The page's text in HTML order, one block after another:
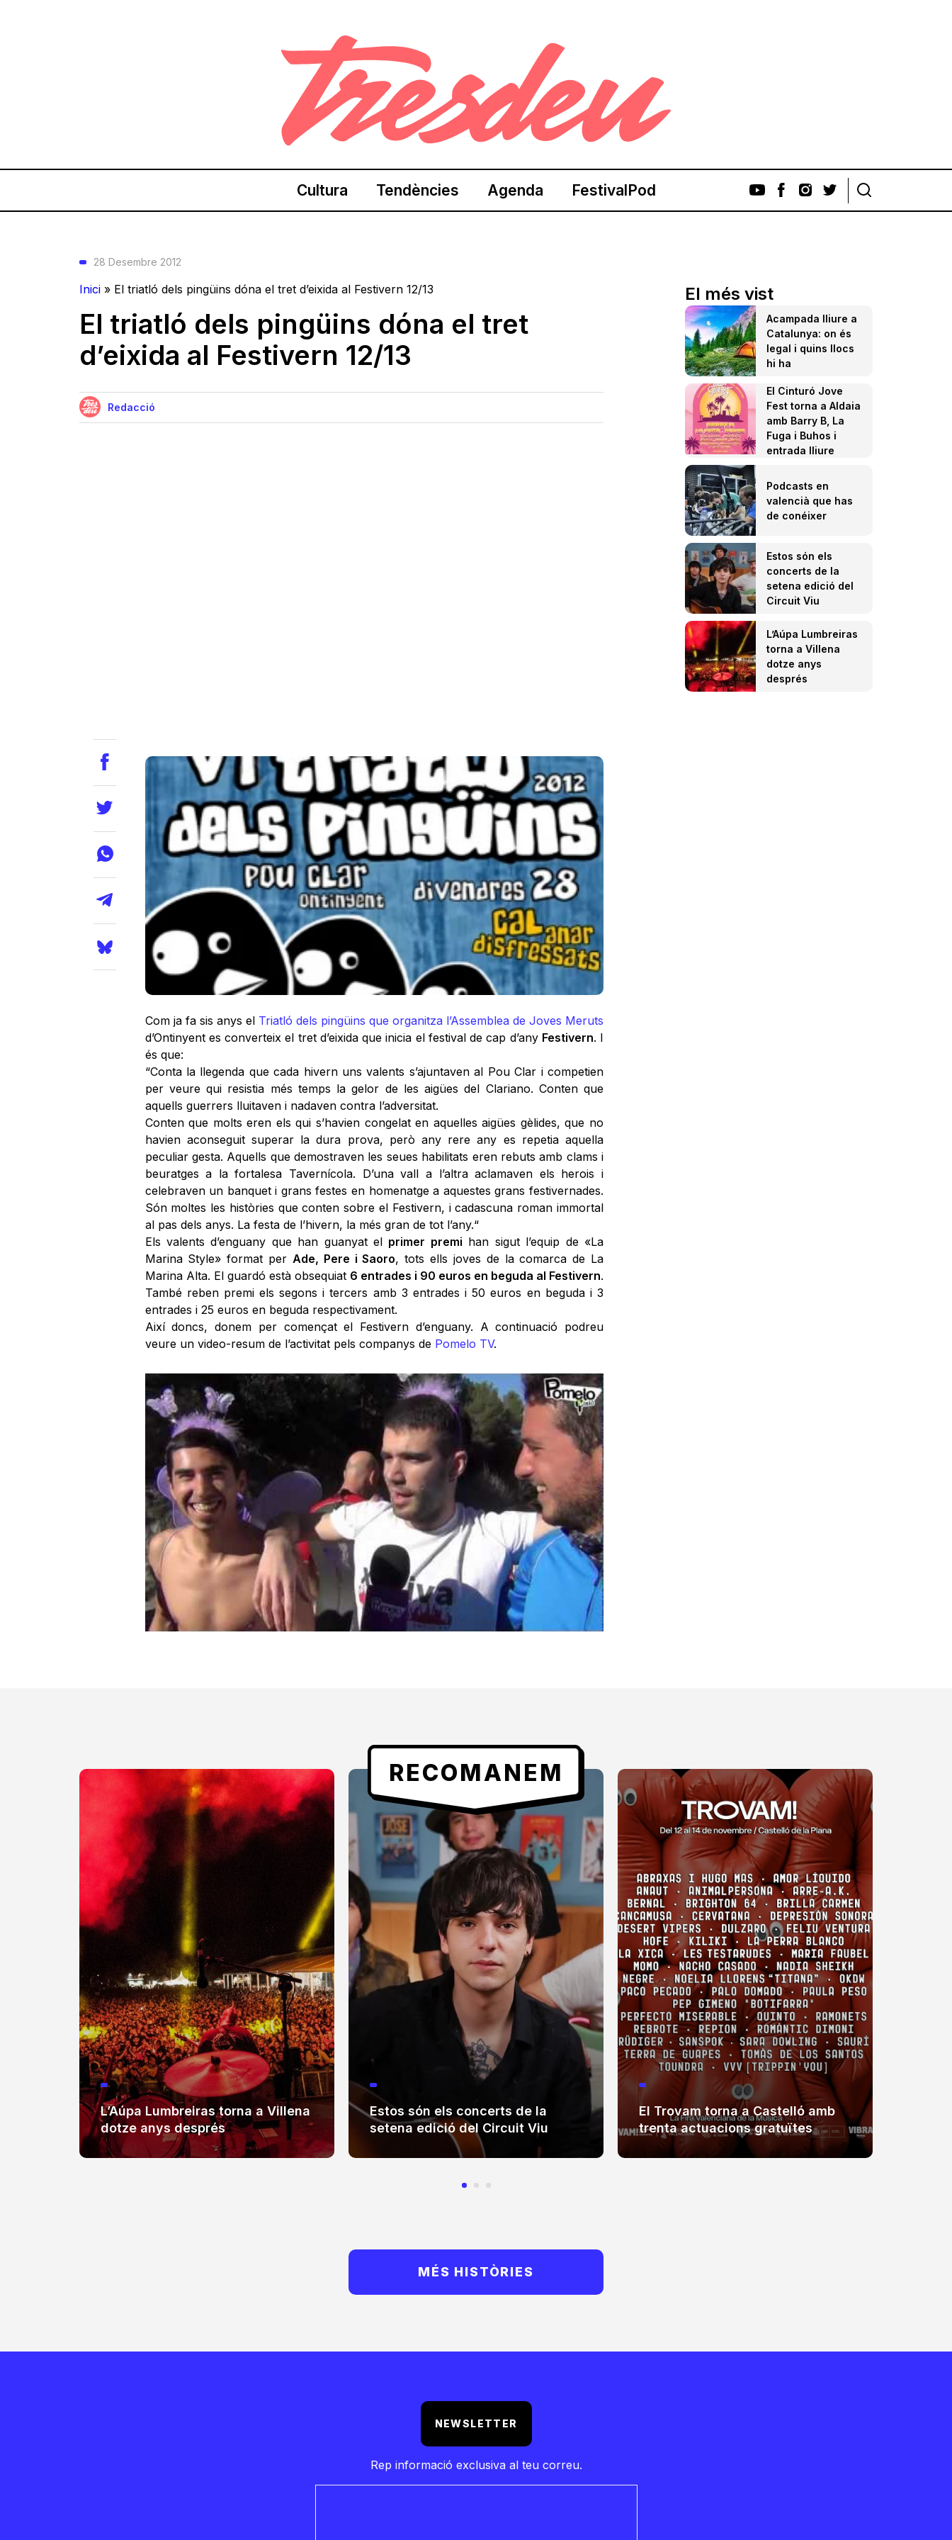
Cultura Tendències Agenda FestivalPod
28 Desembre 2012
Inici » El triatló dels pingüins dóna el tret d’eixida al Festivern 12/13
El triatló dels pingüins dóna el tret
d’eixida al Festivern 12/13
Redacció
Com ja fa sis anys el Triatló dels pingüins que organitza l’Assemblea de Joves Meruts
d’Ontinyent es converteix el tret d’eixida que inicia el festival de cap d’any Festivern. I
és que:
“Conta la llegenda que cada hivern uns valents s’ajuntaven al Pou Clar i competien
per veure qui resistia més temps la gelor de les aigües del Clariano. Conten que
aquells guerrers lluitaven i nadaven contra l’adversitat.
Conten que molts eren els qui s’havien congelat en aquelles aigües gèlides, que no
havien aconseguit superar la dura prova, però any rere any es repetia aquella
peculiar gesta. Aquells que demostraven les seues habilitats eren rebuts amb clams i
beuratges a la fortalesa Tavernícola. D’una vall a l’altra aclamaven els herois i
celebraven un banquet i grans festes en homenatge a aquestes grans festivernades.
Són moltes les històries que conten sobre el Festivern, i cadascuna roman immortal
al pas dels anys. La festa de l’hivern, la més gran de tot l’any.“
Els valents d’enguany que han guanyat el primer premi han sigut l’equip de «La
Marina Style» format per Ade, Pere i Saoro, tots ells joves de la comarca de La
Marina Alta. El guardó està obsequiat 6 entrades i 90 euros en beguda al Festivern.
També reben premi els segons i tercers amb 3 entrades i 50 euros en beguda i 3
entrades i 25 euros en beguda respectivament.
Així doncs, donem per començat el Festivern d’enguany. A continuació podreu
veure un video-resum de l’activitat pels companys de Pomelo TV.
El més vist
Acampada lliure a
Catalunya: on és
legal i quins llocs
hi ha
El Cinturó Jove
Fest torna a Aldaia
amb Barry B, La
Fuga i Buhos i
entrada lliure
Podcasts en
valencià que has
de conéixer
Estos són els
concerts de la
setena edició del
Circuit Viu
L’Aúpa Lumbreiras
torna a Villena
dotze anys
després
RECOMANEM
L’Aúpa Lumbreiras torna a Villena
dotze anys després
Estos són els concerts de la
setena edició del Circuit Viu
El Trovam torna a Castelló amb
trenta actuacions gratuïtes
MÉS HISTÒRIES
NEWSLETTER
Rep informació exclusiva al teu correu.